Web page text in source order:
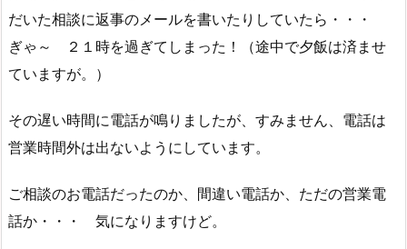
だいた相談に返事のメールを書いたりしていたら・・・
ぎゃ～ ２１時を過ぎてしまった！（途中で夕飯は済ませ
ていますが。）
その遅い時間に電話が鳴りましたが、すみません、電話は
営業時間外は出ないようにしています。
ご相談のお電話だったのか、間違い電話か、ただの営業電
話か・・・ 気になりますけど。